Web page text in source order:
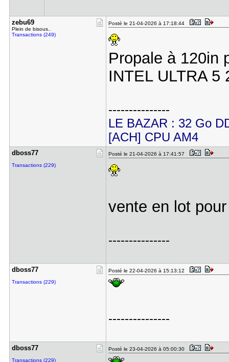
zebu69
Plein de bisous..
Transactions (249)
Posté le 21-04-2026 à 17:18:44
Propale à 120in
INTEL ULTRA
---------------
LE BAZAR : 32 Go
[ACH] CPU AM4
dboss77
Transactions (229)
Posté le 21-04-2026 à 17:41:57
vente en lot
---------------
dboss77
Transactions (229)
Posté le 22-04-2026 à 15:13:12
---------------
dboss77
Transactions (229)
Posté le 23-04-2026 à 05:00:30